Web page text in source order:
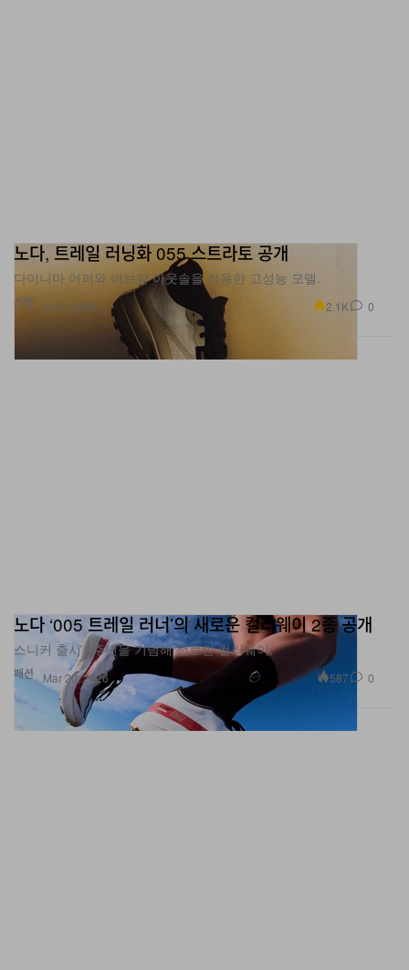
신발
다이니마 어퍼와 비브람 아웃솔을 적용한 고성능 모델.
Jul 6, 2026
패션
스니커 출시 1주년을 기념해 선보인 컬러웨이.
Mar 20, 2026